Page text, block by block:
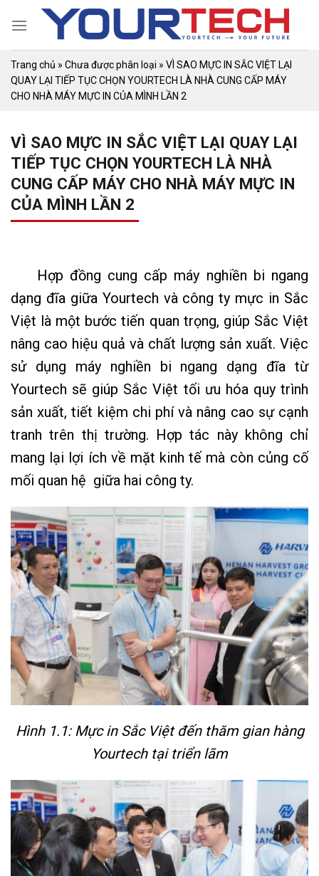
Trang chủ » Chưa được phân loại » VÌ SAO MỰC IN SẮC VIỆT LẠI
QUAY LẠI TIẾP TỤC CHỌN YOURTECH LÀ NHÀ CUNG CẤP MÁY
CHO NHÀ MÁY MỰC IN CỦA MÌNH LẦN 2
VÌ SAO MỰC IN SẮC VIỆT LẠI QUAY LẠI
TIẾP TỤC CHỌN YOURTECH LÀ NHÀ
CUNG CẤP MÁY CHO NHÀ MÁY MỰC IN
CỦA MÌNH LẦN 2
Hợp đồng cung cấp máy nghiền bi ngang
dạng đĩa giữa Yourtech và công ty mực in Sắc
Việt là một bước tiến quan trọng, giúp Sắc Việt
nâng cao hiệu quả và chất lượng sản xuất. Việc
sử dụng máy nghiền bi ngang dạng đĩa từ
Yourtech sẽ giúp Sắc Việt tối ưu hóa quy trình
sản xuất, tiết kiệm chi phí và nâng cao sự cạnh
tranh trên thị trường. Hợp tác này không chỉ
mang lại lợi ích về mặt kinh tế mà còn củng cố
mối quan hệ giữa hai công ty.
Hình 1.1: Mực in Sắc Việt đến thăm gian hàng
Yourtech tại triển lãm